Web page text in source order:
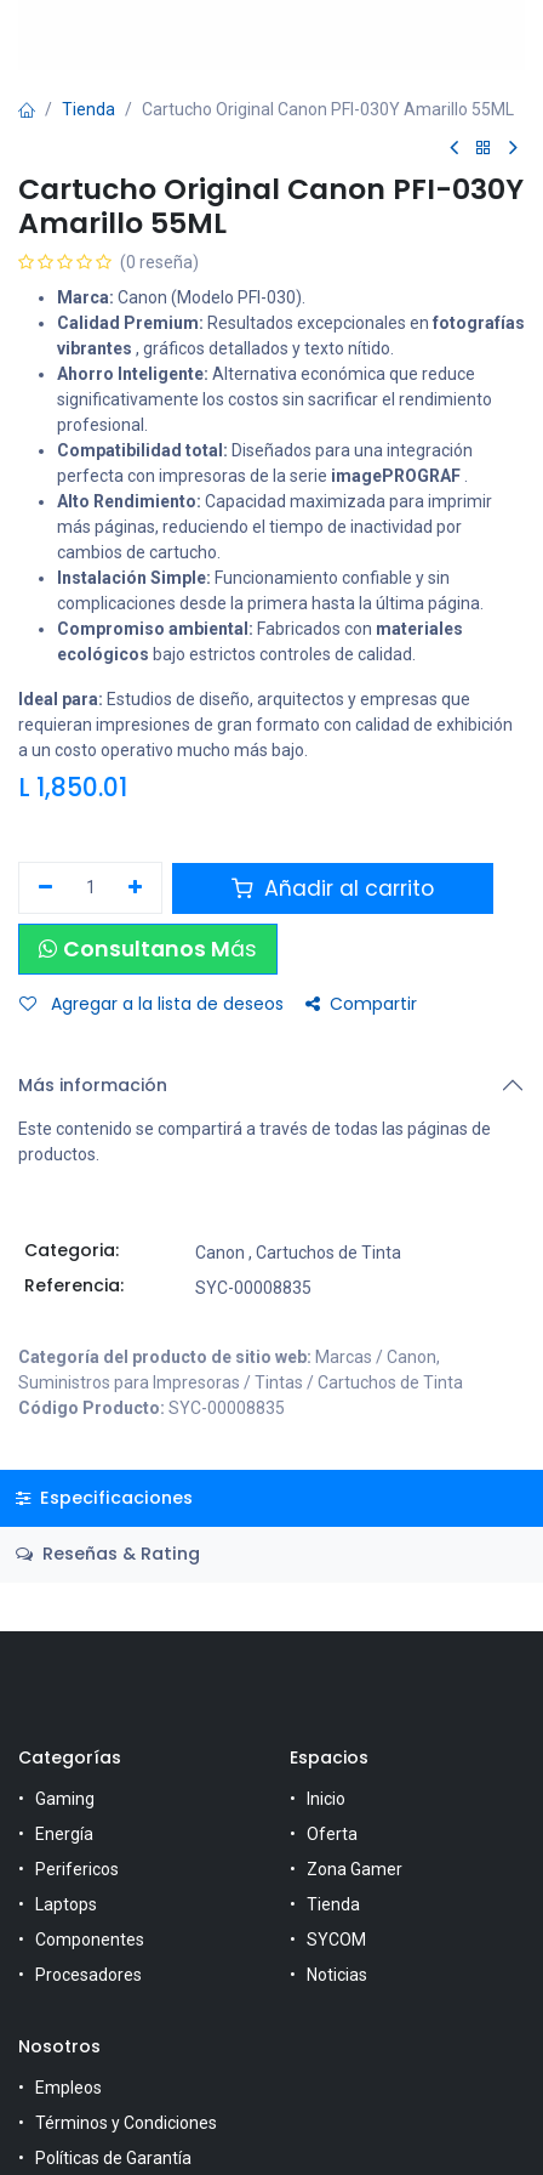
Tienda Cartucho Original Canon PFI-030Y Amarillo 55ML
Cartucho Original Canon PFI-030Y
Amarillo 55ML
(0 reseña)
Marca: Canon (Modelo PFI-030).
Calidad Premium: Resultados excepcionales en fotografías
vibrantes , gráficos detallados y texto nítido.
Ahorro Inteligente: Alternativa económica que reduce
significativamente los costos sin sacrificar el rendimiento
profesional.
Compatibilidad total: Diseñados para una integración
perfecta con impresoras de la serie imagePROGRAF
Alto Rendimiento: Capacidad maximizada para imprimir
más páginas, reduciendo el tiempo de inactividad por
cambios de cartucho.
Instalación Simple: Funcionamiento confiable y sin
complicaciones desde la primera hasta la última página.
Compromiso ambiental: Fabricados con materiales
ecológicos bajo estrictos controles de calidad.
Ideal para: Estudios de diseño, arquitectos y empresas que
requieran impresiones de gran formato con calidad de exhibición
a un costo operativo mucho más bajo.
L 1,850.01
Añadir al carrito
Consultanos Más
Agregar a la lista de deseos Compartir
Más información
Este contenido se compartirá a través de todas las páginas de
productos.
Categoria: Canon , Cartuchos de Tinta
Referencia: SYC-00008835
Categoría del producto de sitio web: Marcas / Canon,
Suministros para Impresoras / Tintas / Cartuchos de Tinta
Código Producto: SYC-00008835
Especificaciones
Reseñas & Rating
Categorías
Gaming
Energía
Perifericos
Laptops
Componentes
Procesadores
Espacios
Inicio
Oferta
Zona Gamer
Tienda
SYCOM
Noticias
Nosotros
Empleos
Términos y Condiciones
Políticas de Garantía